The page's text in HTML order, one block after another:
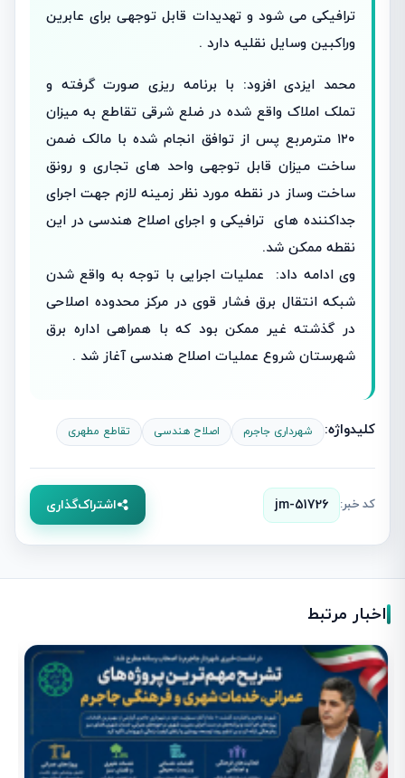
ترافیکی می شود و تهدیدات قابل توجهی برای عابرین
وراکبین وسایل نقلیه دارد .
محمد ایزدی افزود: با برنامه ریزی صورت گرفته و
تملک املاک واقع شده در ضلع شرقی تقاطع به میزان
۱۲۰ مترمربع پس از توافق انجام شده با مالک ضمن
ساخت میزان قابل توجهی واحد های تجاری و رونق
ساخت وساز در نقطه مورد نظر زمینه لازم جهت اجرای
جداکننده های ترافیکی و اجرای اصلاح هندسی در این
نقطه ممکن شد.
وی ادامه داد: عملیات اجرایی با توجه به واقع شدن
شبکه انتقال برق فشار قوی در مرکز محدوده اصلاحی
در گذشته غیر ممکن بود که با همراهی اداره برق
شهرستان شروع عملیات اصلاح هندسی آغاز شد .
کلیدواژه: شهرداری جاجرم اصلاح هندسی تقاطع مطهری
کد خبر: jm-51726 اشتراک‌گذاری
اخبار مرتبط